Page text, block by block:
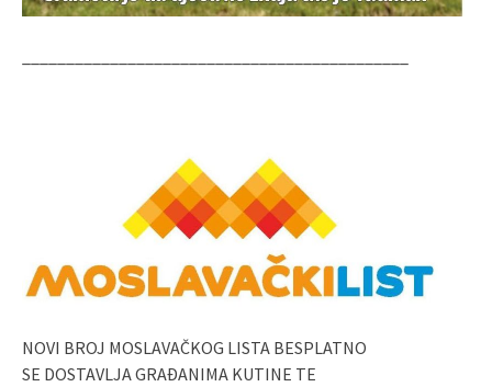
NOVI BROJ MOSLAVAČKOG LISTA BESPLATNO
SE DOSTAVLJA GRAĐANIMA KUTINE TE